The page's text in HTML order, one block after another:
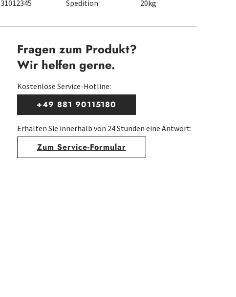
31012345 Spedition 20kg
Fragen zum Produkt?
Wir helfen gerne.
Kostenlose Service-Hotline:
+49 881 90115180
Erhalten Sie innerhalb von 24 Stunden eine Antwort:
Zum Service-Formular